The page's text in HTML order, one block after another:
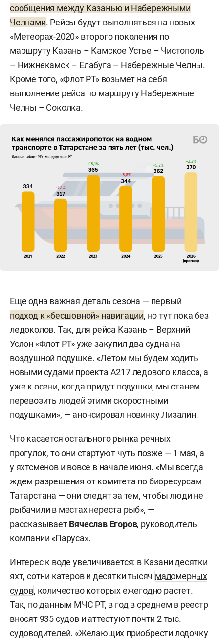
сообщения между Казанью и Набережными
Челнами. Рейсы будут выполняться на новых
«Метеорах-2020» второго поколения по
маршруту Казань – Камское Устье – Чистополь
– Нижнекамск – Елабуга – Набережные Челны.
Кроме того, «Флот РТ» возьмет на себя
выполнение рейса по маршруту Набережные
Челны – Соколка.
Еще одна важная деталь сезона — первый
подход к «бесшовной» навигации, но тут пока без
ледоколов. Так, для рейса Казань – Верхний
Услон «Флот РТ» уже закупил два судна на
воздушной подушке. «Летом мы будем ходить
новыми судами проекта А217 ледового класса, а
уже к осени, когда придут подушки, мы станем
перевозить людей этими скоростными
подушками», — анонсировал новинку Лизалин.
Что касается остального рынка речных
прогулок, то они стартуют чуть позже — 1 мая, а
у яхтсменов и вовсе в начале июня. «Мы всегда
ждем разрешения от комитета по биоресурсам
Татарстана — они следят за тем, чтобы люди не
рыбачили в местах нереста рыб», —
рассказываетВячеслав Егоров, руководитель
компании «Паруса».
Интерес к воде увеличивается: в Казани десятки
яхт, сотни катеров и десятки тысяч маломерных
судов, количество которых ежегодно растет.
Так, по данным МЧС РТ, в год в среднем в реестр
вносят 935 судов и аттестуют почти 2 тыс.
судоводителей. «Желающих приобрести лодочку